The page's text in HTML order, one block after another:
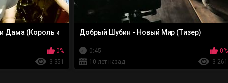
Дама (Король и
0%
3 351
Добрый Шубин - Новый Мир (Тизер)
0:45
0%
10 лет назад
3 261